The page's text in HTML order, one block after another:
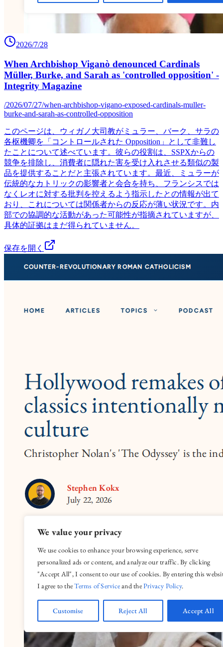
2026/7/28
When Archbishop Viganò denounced Cardinals
Müller, Burke, and Sarah as 'controlled opposition' -
Integrity Magazine
/2026/07/27/when-archbishop-vigano-exposed-cardinals-muller-
burke-and-sarah-as-controlled-opposition
このページは、ウィガノ大司教がミュラー、バーク、サラの
各枢機卿を「コントロールされた Opposition」として非難し
たことについて述べています。彼らの役割は、SSPXからの
競争を排除し、消費者に隠れた害を受け入れさせる類似の製
品を提供することだと主張されています。最近、ミュラーが
伝統的なカトリックの影響者と会合を持ち、フランシスでは
なくレオに対する批判を控えるよう指示したとの情報が出て
おり、これについては関係者からの反応が薄い状況です。内
部での協調的な活動があった可能性が指摘されていますが、
具体的証拠はまだ得られていません。
保存を開く